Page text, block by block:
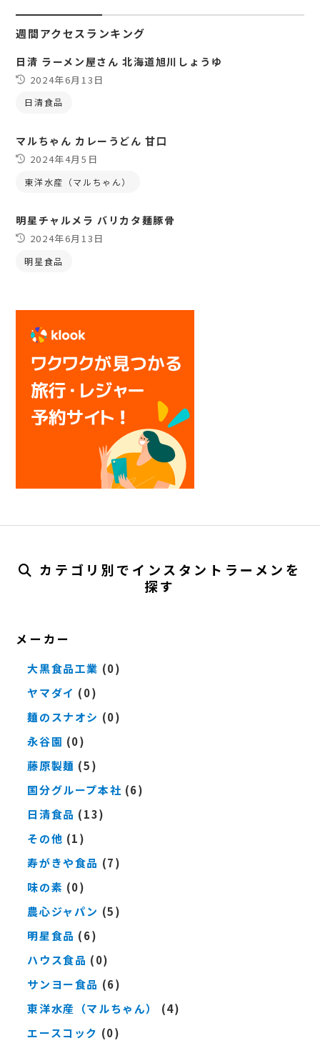
週間アクセスランキング
日清 ラーメン屋さん 北海道旭川しょうゆ
2024年6月13日
日清食品
マルちゃん カレーうどん 甘口
2024年4月5日
東洋水産（マルちゃん）
明星チャルメラ バリカタ麺豚骨
2024年6月13日
明星食品
カテゴリ別でインスタントラーメンを
探す
メーカー
大黒食品工業 (0)
ヤマダイ (0)
麺のスナオシ (0)
永谷園 (0)
藤原製麺 (5)
国分グループ本社 (6)
日清食品 (13)
その他 (1)
寿がきや食品 (7)
味の素 (0)
農心ジャパン (5)
明星食品 (6)
ハウス食品 (0)
サンヨー食品 (6)
東洋水産（マルちゃん）
(4)
エースコック (0)